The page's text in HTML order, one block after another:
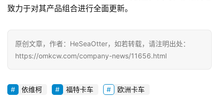
讯
频
致力于对其产品组合进行全面更新。
原创文章，作者：HeSeaOtter，如若转载，请注明出处：
https://omkcw.com/company-news/11656.html
依维柯 福特卡车 欧洲卡车